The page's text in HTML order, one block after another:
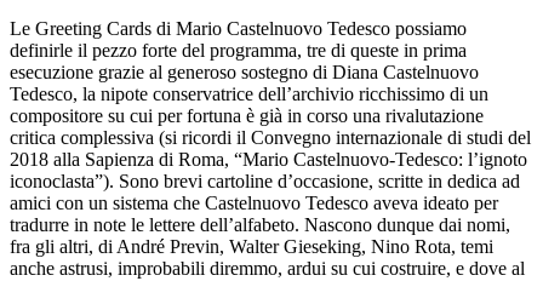
Le Greeting Cards di Mario Castelnuovo Tedesco possiamo
definirle il pezzo forte del programma, tre di queste in prima
esecuzione grazie al generoso sostegno di Diana Castelnuovo
Tedesco, la nipote conservatrice dell’archivio ricchissimo di un
compositore su cui per fortuna è già in corso una rivalutazione
critica complessiva (si ricordi il Convegno internazionale di studi del
2018 alla Sapienza di Roma, “Mario Castelnuovo-Tedesco: l’ignoto
iconoclasta”). Sono brevi cartoline d’occasione, scritte in dedica ad
amici con un sistema che Castelnuovo Tedesco aveva ideato per
tradurre in note le lettere dell’alfabeto. Nascono dunque dai nomi,
fra gli altri, di André Previn, Walter Gieseking, Nino Rota, temi
anche astrusi, improbabili diremmo, ardui su cui costruire, e dove al